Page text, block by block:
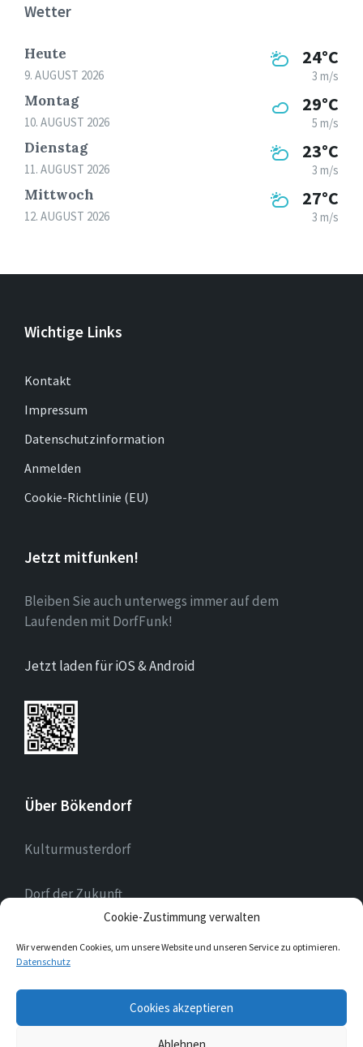
Cookie-Zustimmung verwalten
Wir verwenden Cookies, um unsere Website und unseren Service zu optimieren.
Datenschutz
Cookies akzeptieren
Ablehnen
Wetter
Heute
9. AUGUST 2026
24°C
3 m/s
Montag
10. AUGUST 2026
29°C
5 m/s
Dienstag
11. AUGUST 2026
23°C
3 m/s
Mittwoch
12. AUGUST 2026
27°C
3 m/s
Wichtige Links
Kontakt
Impressum
Datenschutzinformation
Anmelden
Cookie-Richtlinie (EU)
Jetzt mitfunken!
Bleiben Sie auch unterwegs immer auf dem
Laufenden mit DorfFunk!
Jetzt laden für iOS & Android
Über Bökendorf
Kulturmusterdorf
Dorf der Zukunft